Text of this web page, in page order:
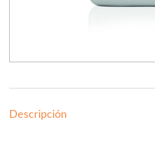
Descripción